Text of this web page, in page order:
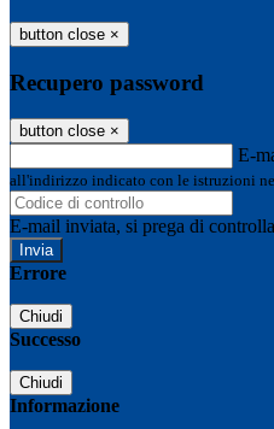
button close ×
Recupero password
button close ×
E-
all'indirizzo indicato con le istruzioni
E-mail inviata, si prega di
Errore
Chiudi
Successo
Chiudi
Informazione